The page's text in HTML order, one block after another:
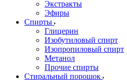
Экстракты
Эфиры
Спирты
Глицерин
Изобутиловый спирт
Изопропиловый спирт
Метанол
Прочие спирты
Стиральный порошок